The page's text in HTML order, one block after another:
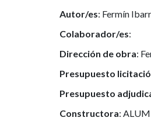
Autor/es: Fermín
Colaborador/es:
Dirección de obra:
Presupuesto
Presupuesto
Constructora: